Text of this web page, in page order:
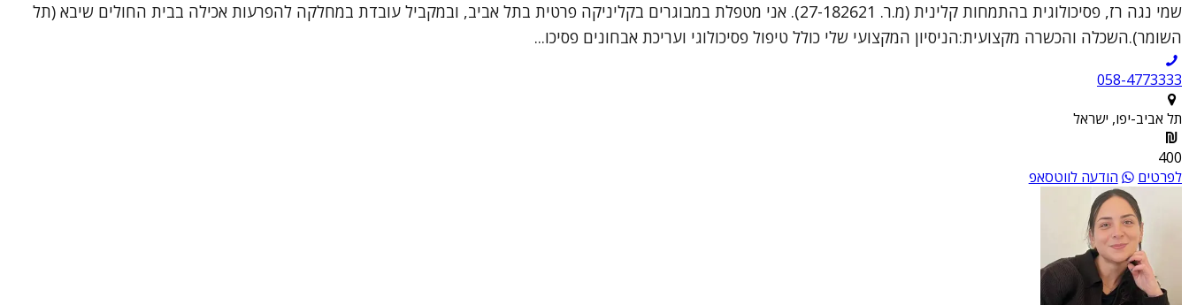
שמי נגה רז, פסיכולוגית בהתמחות קלינית (מ.ר. 27-182621). אני מטפלת במבוגרים בקליניקה פרטית בתל אביב, ובמקביל עובדת במחלקה להפרעות אכילה בבית החולים שיבא (תל
השומר).השכלה והכשרה מקצועית:הניסיון המקצועי שלי כולל טיפול פסיכולוגי ועריכת אבחונים פסיכו...
058-4773333
תל אביב-יפו, ישראל
400
לפרטים
הודעה לווטסאפ